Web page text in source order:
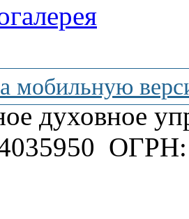
мобильную
духовное
ОГРН: